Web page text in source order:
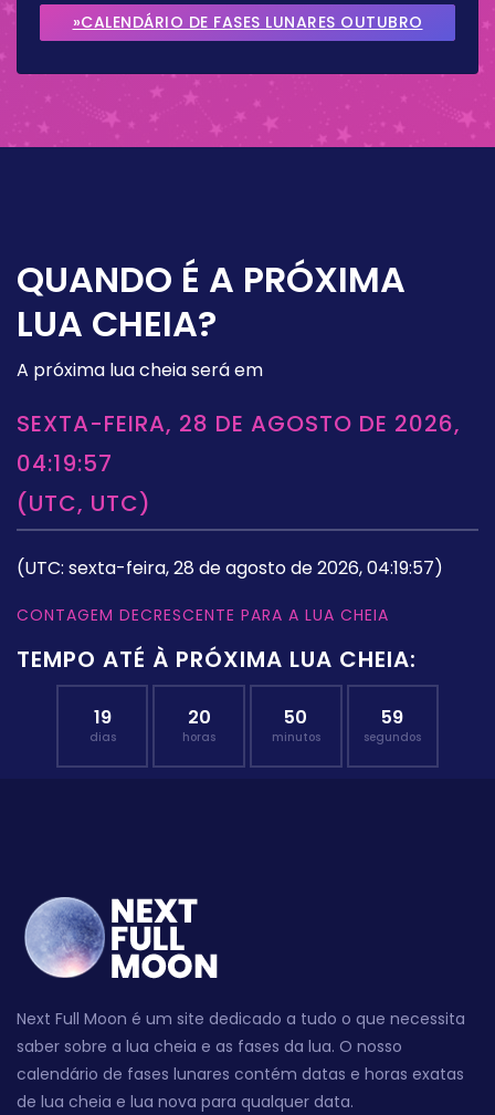
2026
»CALENDÁRIO DE FASES LUNARES OUTUBRO
QUANDO É A PRÓXIMA
LUA CHEIA?
A próxima lua cheia será em
SEXTA-FEIRA, 28 DE AGOSTO DE 2026,
04:19:57
(UTC, UTC)
(UTC: sexta-feira, 28 de agosto de 2026, 04:19:57)
CONTAGEM DECRESCENTE PARA A LUA CHEIA
TEMPO ATÉ À PRÓXIMA LUA CHEIA:
19
dias
20
horas
50
minutos
59
segundos
Next Full Moon é um site dedicado a tudo o que necessita
saber sobre a lua cheia e as fases da lua. O nosso
calendário de fases lunares contém datas e horas exatas
de lua cheia e lua nova para qualquer data.